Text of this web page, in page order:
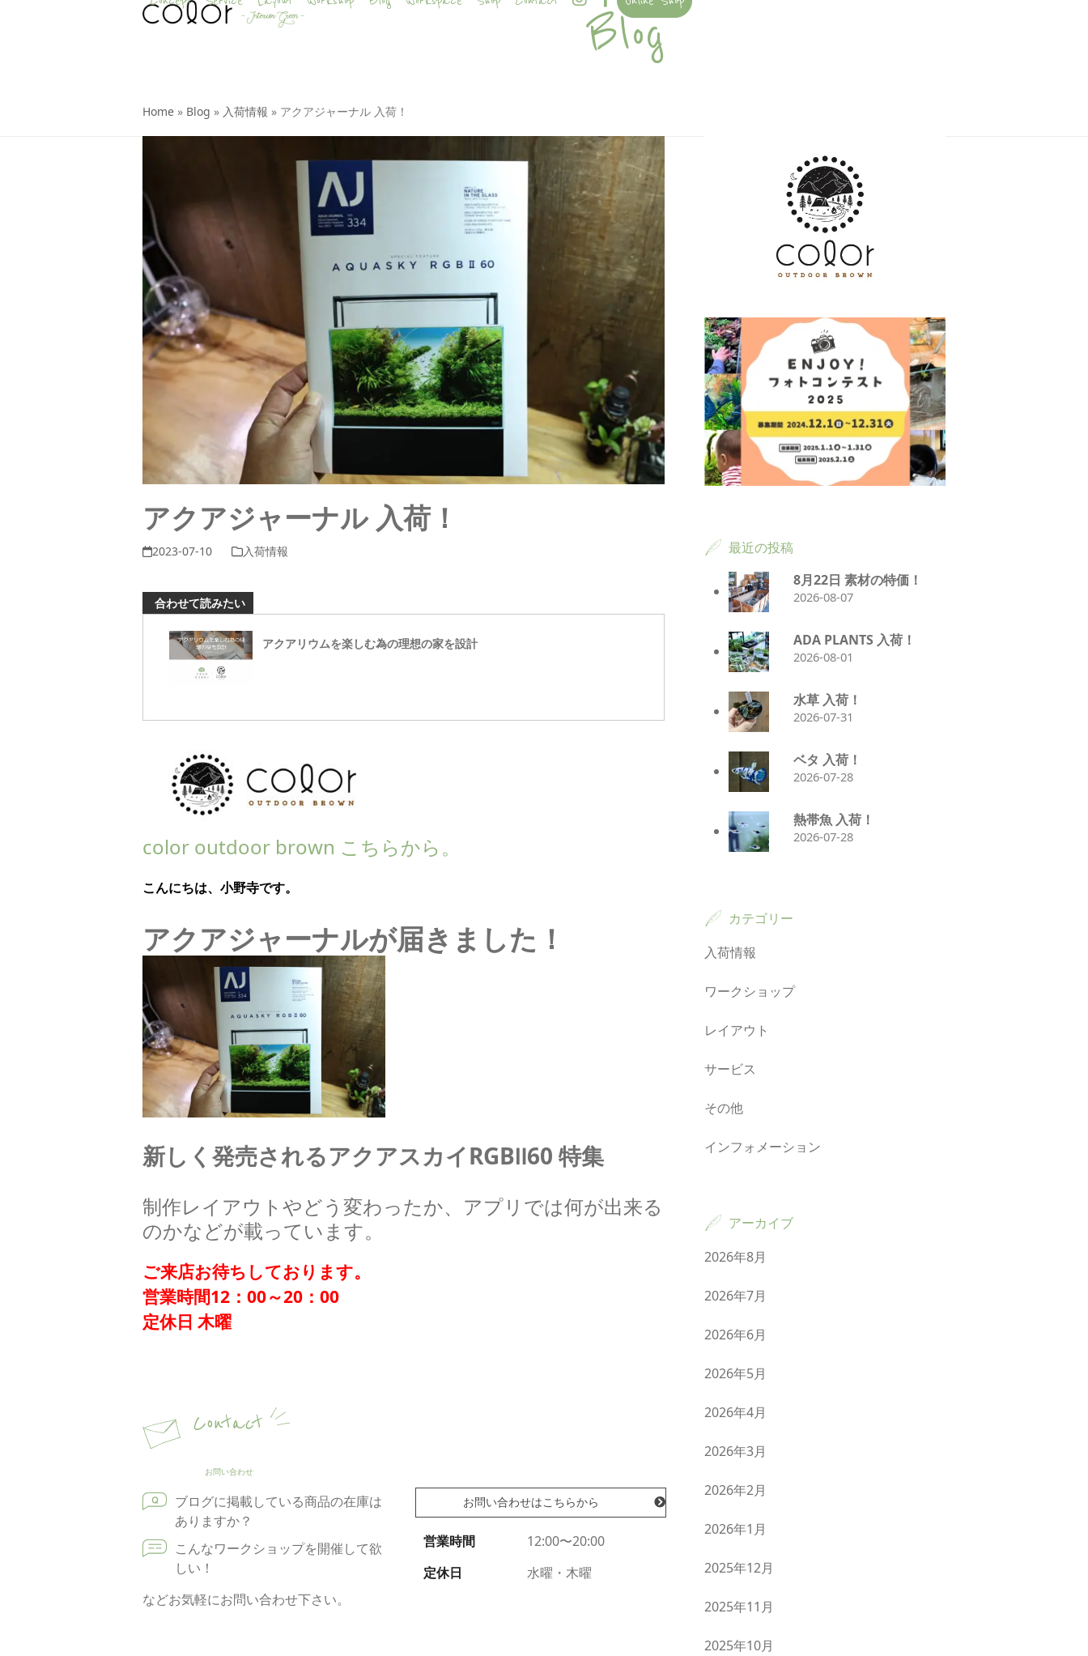
Blog
Home » Blog » 入荷情報 » アクアジャーナル 入荷！
アクアジャーナル 入荷！
2023-07-10 入荷情報
合わせて読みたい
アクアリウムを楽しむ為の理想の家を設計
color outdoor brown こちらから。
こんにちは、小野寺です。
アクアジャーナルが届きました！
新しく発売されるアクアスカイRGBⅡ60 特集
制作レイアウトやどう変わったか、アプリでは何が出来る
のかなどが載っています。
ご来店お待ちしております。
営業時間12：00～20：00
定休日 木曜
Contact
お問い合わせ
ブログに掲載している商品の在庫は
ありますか？
こんなワークショップを開催して欲
しい！
などお気軽にお問い合わせ下さい。
お問い合わせはこちらから
営業時間
12:00〜20:00
定休日
水曜・木曜
最近の投稿
8月22日 素材の特価！
2026-08-07
ADA PLANTS 入荷！
2026-08-01
水草 入荷！
2026-07-31
ベタ 入荷！
2026-07-28
熱帯魚 入荷！
2026-07-28
カテゴリー
入荷情報
ワークショップ
レイアウト
サービス
その他
インフォメーション
アーカイブ
2026年8月
2026年7月
2026年6月
2026年5月
2026年4月
2026年3月
2026年2月
2026年1月
2025年12月
2025年11月
2025年10月